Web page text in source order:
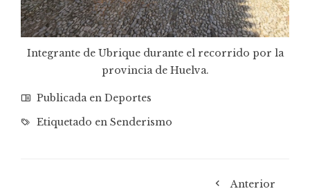
Integrante de Ubrique durante el recorrido por la
provincia de Huelva.
Publicada en Deportes
Etiquetado en Senderismo
Anterior